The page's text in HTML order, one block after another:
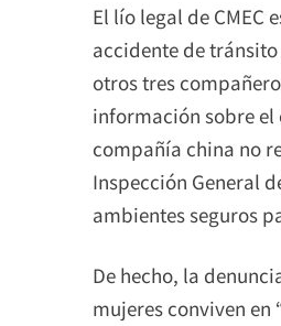
El lío legal de CMEC
accidente de
otros tres
información sobre
compañía china no
Inspección General
ambientes seguros
De hecho, la
mujeres conviven